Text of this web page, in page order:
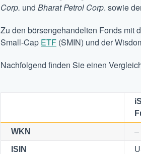
Corp. und Bharat Petrol Corp. sowie
Zu den börsengehandelten Fonds mit
Small-Cap ETF (SMIN) und der
Nachfolgend finden Sie einen
WKN –
ISIN